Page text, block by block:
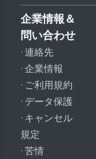
企業情報＆
問い合わせ
· 連絡先
· 企業情報
· ご利用規約
· データ保護
· キャンセル
規定
· 苦情